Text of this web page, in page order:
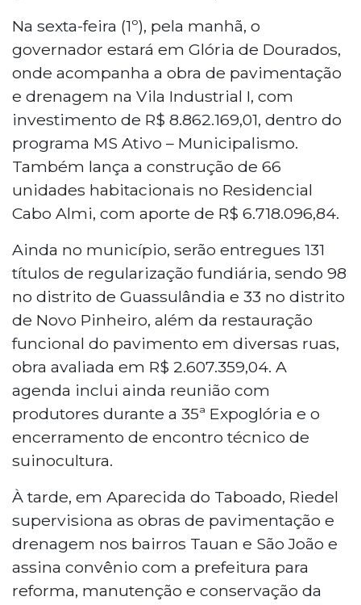
do Taboado, supervisiona pavimentação.
Em Caracol, entrega 50 habitações e
obras de saneamento, com investimentos
que somam mais de R$ 22 milhões.
Na sexta-feira (1º), pela manhã, o
governador estará em Glória de Dourados,
onde acompanha a obra de pavimentação
e drenagem na Vila Industrial I, com
investimento de R$ 8.862.169,01, dentro do
programa MS Ativo – Municipalismo.
Também lança a construção de 66
unidades habitacionais no Residencial
Cabo Almi, com aporte de R$ 6.718.096,84.
Ainda no município, serão entregues 131
títulos de regularização fundiária, sendo 98
no distrito de Guassulândia e 33 no distrito
de Novo Pinheiro, além da restauração
funcional do pavimento em diversas ruas,
obra avaliada em R$ 2.607.359,04. A
agenda inclui ainda reunião com
produtores durante a 35ª Expoglória e o
encerramento de encontro técnico de
suinocultura.
À tarde, em Aparecida do Taboado, Riedel
supervisiona as obras de pavimentação e
drenagem nos bairros Tauan e São João e
assina convênio com a prefeitura para
reforma, manutenção e conservação da